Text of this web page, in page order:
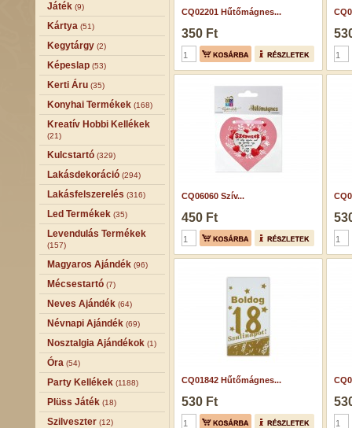
Játék (9)
Kártya (51)
Kegytárgy (2)
Képeslap (53)
Kerti Áru (35)
Konyhai Termékek (168)
Kreatív Hobbi Kellékek
(21)
Kulcstartó (329)
Lakásdekoráció (294)
Lakásfelszerelés (316)
Led Termékek (35)
Levendulás Termékek
(157)
Magyaros Ajándék (96)
Mécsestartó (7)
Neves Ajándék (64)
Névnapi Ajándék (69)
Nosztalgia Ajándékok (1)
Óra (54)
Party Kellékek (1188)
Plüss Játék (18)
Szilveszter (12)
CQ02201 Hűtőmágnes...
350 Ft
CQ06060 Szív...
450 Ft
CQ01842 Hűtőmágnes...
530 Ft